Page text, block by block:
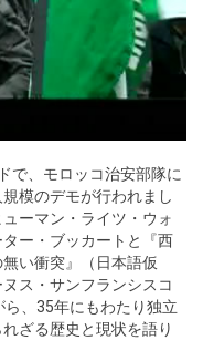
で、モロッコ治安部隊に
模のデモが行われまし
ーマン・ライツ・ウォ
ー・ブッカートと『西
い衝突』（日本語仮
ス・サンフランシスコ
、35年にもわたり独立
ざる歴史と現状を語り